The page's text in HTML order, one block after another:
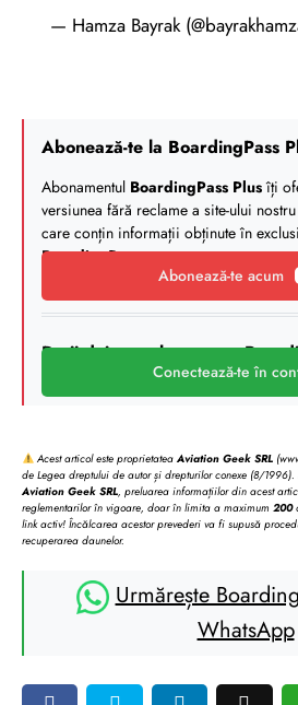
— Hamza Bayrak
Abonează-te la BoardingPass
Abonamentul BoardingPass Plusîți
versiunea fără reclame a site-ului
care conțin informații obținute în
BoardingPass.
Abonează-te acum
Deții deja un abonament
Conectează-te în
Acest articol este proprietateaAviation Geek SRL
de Legea dreptului de autor și drepturilor conexe (8/
Aviation Geek SRL, preluarea informațiilor din acest
reglementarilor în vigoare, doar în limita a maximum 200
link activ! Încălcarea acestor prevederi va fi supusă
recuperarea daunelor.
Urmărește
WhatsApp